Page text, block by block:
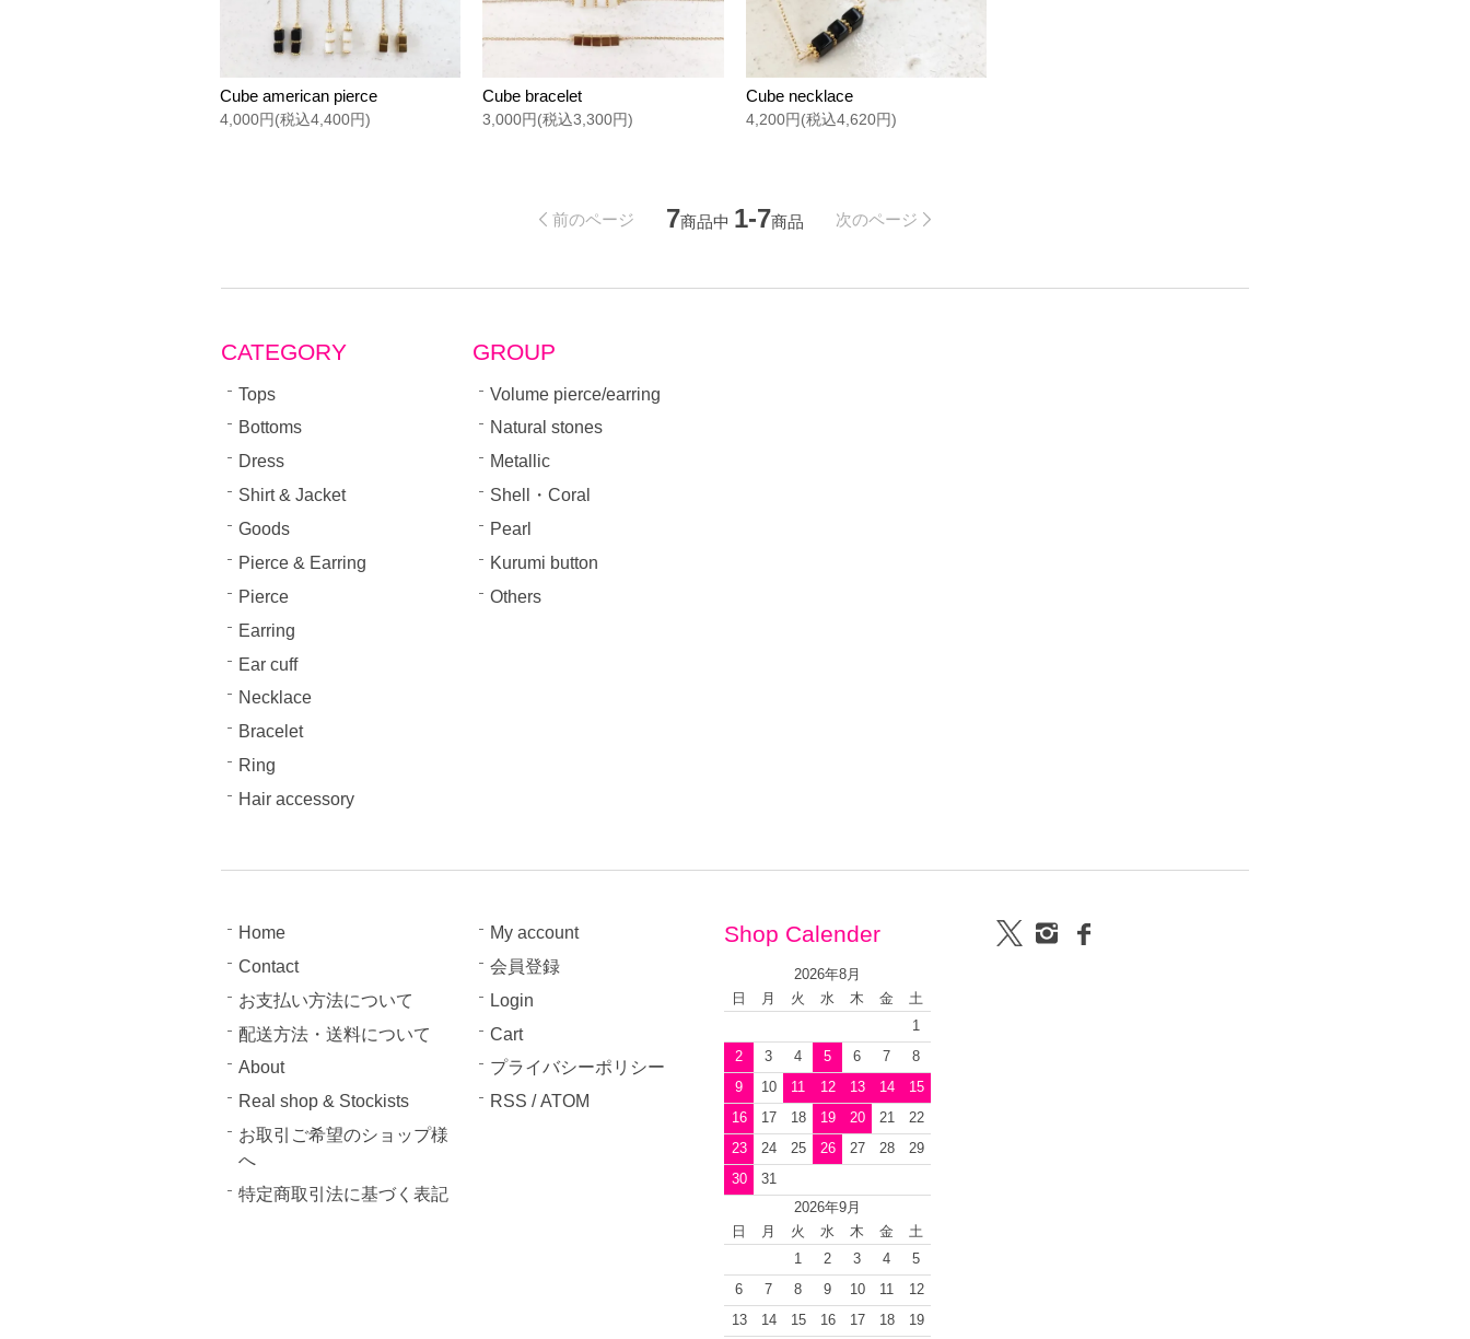
Cube american pierce
4,000円(税込4,400円)
Cube bracelet
3,000円(税込3,300円)
Cube necklace
4,200円(税込4,620円)
前のページ 7商品中 1-7商品 次のページ
CATEGORY
Tops
Bottoms
Dress
Shirt & Jacket
Goods
Pierce & Earring
Pierce
Earring
Ear cuff
Necklace
Bracelet
Ring
Hair accessory
GROUP
Volume pierce/earring
Natural stones
Metallic
Shell・Coral
Pearl
Kurumi button
Others
Home
Contact
お支払い方法について
配送方法・送料について
About
Real shop & Stockists
お取引ご希望のショップ様
へ
特定商取引法に基づく表記
My account
会員登録
Login
Cart
プライバシーポリシー
RSS /ATOM
Shop Calender
2026年8月
日
月 火 水 木 金
土
1
2
3 4 5 6 7
8
9
10 11 12 13 14
15
16
17 18 19 20 21
22
23
24 25 26 27 28
29
30
31
2026年9月
日
月 火 水 木 金
土
1
2 3 4
5
6
7 8 9 10 11
12
13
14 15 16 17 18 19